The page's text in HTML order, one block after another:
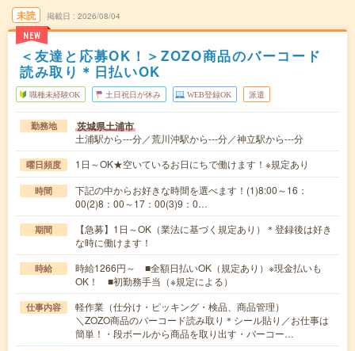
未読
NEW
掲載日 2026/08/04
＜友達と応募OK！＞ZOZO商品のバーコード
読み取り＊日払いOK
職種未経験OK 土日祝日が休み WEB登録OK 派遣
勤務地 茨城県土浦市
土浦駅から---分／荒川沖駅から---分／神立駅から---分
曜日頻度 1日～OK★空いているお日にちで働けます！※規定あり
時間
下記の中からお好きな時間を選べます！(1)8:00～16：
00(2)8：00～17：00(3)9：0…
期間
【急募】1日～OK（業法に基づく規定あり）＊登録後は好き
な時に働けます！
時給
時給1266円～ ■全額日払いOK（規定あり）※現金払いも
OK！ ■初勤務手当（※規定による）
仕事内容
軽作業（仕分け・ピッキング・検品、商品管理）
＼ZOZO商品のバーコード読み取り＊シール貼り／お仕事は
簡単！・段ボールから商品を取り出す・バーコー…